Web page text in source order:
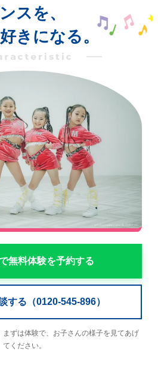
スを、
きになる。
無料体験を予約する
する（0120-545-896）
ずは体験で、お子さんの様子を見てあげ
てください。